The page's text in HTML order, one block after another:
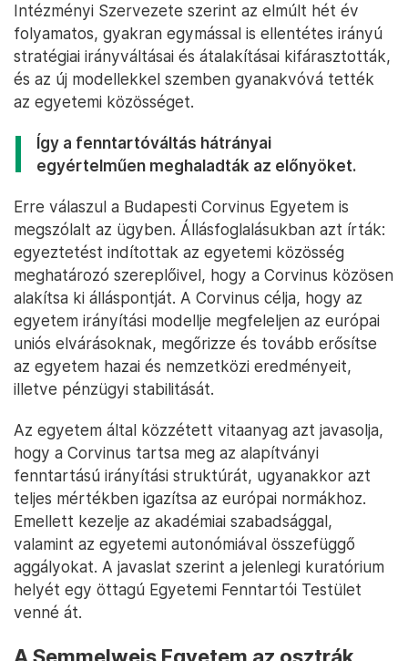
Intézményi Szervezete szerint az elmúlt hét év
folyamatos, gyakran egymással is ellentétes irányú
stratégiai irányváltásai és átalakításai kifárasztották,
és az új modellekkel szemben gyanakvóvá tették
az egyetemi közösséget.
Így a fenntartóváltás hátrányai
egyértelműen meghaladták az előnyöket.
Erre válaszul a Budapesti Corvinus Egyetem is
megszólalt az ügyben. Állásfoglalásukban azt írták:
egyeztetést indítottak az egyetemi közösség
meghatározó szereplőivel, hogy a Corvinus közösen
alakítsa ki álláspontját. A Corvinus célja, hogy az
egyetem irányítási modellje megfeleljen az európai
uniós elvárásoknak, megőrizze és tovább erősítse
az egyetem hazai és nemzetközi eredményeit,
illetve pénzügyi stabilitását.
Az egyetem által közzétett vitaanyag azt javasolja,
hogy a Corvinus tartsa meg az alapítványi
fenntartású irányítási struktúrát, ugyanakkor azt
teljes mértékben igazítsa az európai normákhoz.
Emellett kezelje az akadémiai szabadsággal,
valamint az egyetemi autonómiával összefüggő
aggályokat. A javaslat szerint a jelenlegi kuratórium
helyét egy öttagú Egyetemi Fenntartói Testület
venné át.